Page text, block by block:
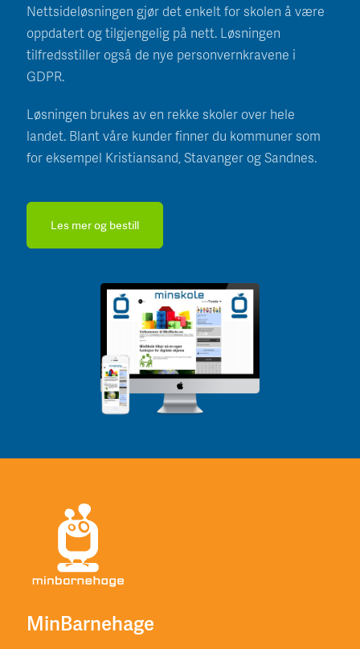
Nettsideløsningen gjør det enkelt for skolen å være
oppdatert og tilgjengelig på nett. Løsningen
tilfredsstiller også de nye personvernkravene i
GDPR.
Løsningen brukes av en rekke skoler over hele
landet. Blant våre kunder finner du kommuner som
for eksempel Kristiansand, Stavanger og Sandnes.
Les mer og bestill
MinBarnehage